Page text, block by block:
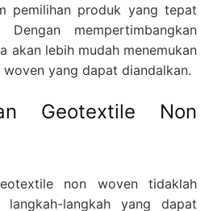
pemilihan produk yang tepat
mempertimbangkan
akan lebih mudah menemukan
yang dapat diandalkan.
Geotextile Non
non woven tidaklah
langkah yang dapat